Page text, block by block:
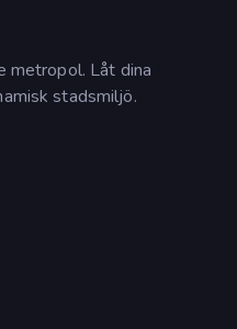
metropol. Låt dina
stadsmiljö.